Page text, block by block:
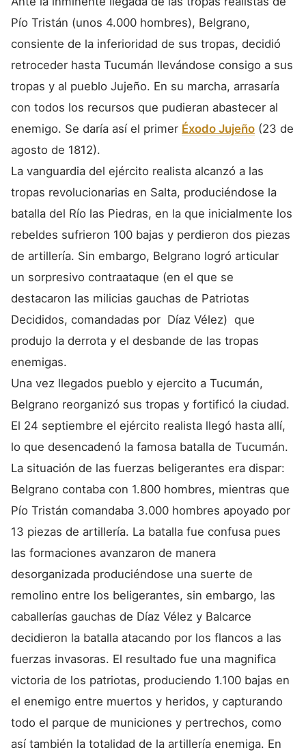
Pío Tristán (unos 4.000 hombres), Belgrano,
consiente de la inferioridad de sus tropas, decidió
retroceder hasta Tucumán llevándose consigo a sus
tropas y al pueblo Jujeño. En su marcha, arrasaría
con todos los recursos que pudieran abastecer al
enemigo. Se daría así el primer Éxodo Jujeño (23 de
agosto de 1812).
La vanguardia del ejército realista alcanzó a las
tropas revolucionarias en Salta, produciéndose la
batalla del Río las Piedras, en la que inicialmente los
rebeldes sufrieron 100 bajas y perdieron dos piezas
de artillería. Sin embargo, Belgrano logró articular
un sorpresivo contraataque (en el que se
destacaron las milicias gauchas de Patriotas
Decididos, comandadas por Díaz Vélez) que
produjo la derrota y el desbande de las tropas
enemigas.
Una vez llegados pueblo y ejercito a Tucumán,
Belgrano reorganizó sus tropas y fortificó la ciudad.
El 24 septiembre el ejército realista llegó hasta allí,
lo que desencadenó la famosa batalla de Tucumán.
La situación de las fuerzas beligerantes era dispar:
Belgrano contaba con 1.800 hombres, mientras que
Pío Tristán comandaba 3.000 hombres apoyado por
13 piezas de artillería. La batalla fue confusa pues
las formaciones avanzaron de manera
desorganizada produciéndose una suerte de
remolino entre los beligerantes, sin embargo, las
caballerías gauchas de Díaz Vélez y Balcarce
decidieron la batalla atacando por los flancos a las
fuerzas invasoras. El resultado fue una magnifica
victoria de los patriotas, produciendo 1.100 bajas en
el enemigo entre muertos y heridos, y capturando
todo el parque de municiones y pertrechos, como
así también la totalidad de la artillería enemiga. En